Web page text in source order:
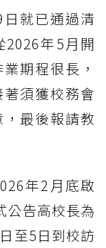
就已通過清
2026年5月開
期程很長，
須獲校務會
最後報請教
年2月底啟
公告高校長為
至5日到校訪